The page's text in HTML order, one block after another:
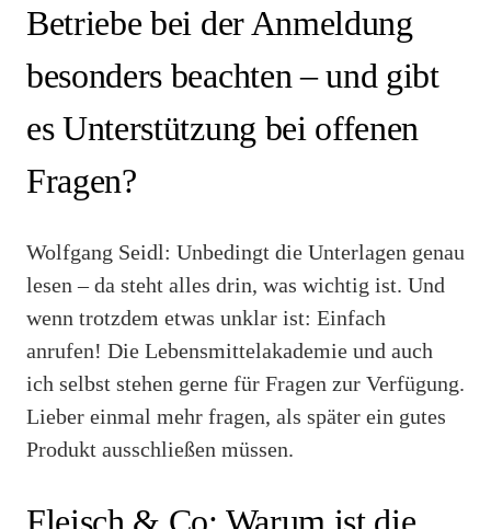
Betriebe bei der Anmeldung
besonders beachten – und gibt
es Unterstützung bei offenen
Fragen?
Wolfgang Seidl: Unbedingt die Unterlagen genau
lesen – da steht alles drin, was wichtig ist. Und
wenn trotzdem etwas unklar ist: Einfach
anrufen! Die Lebensmittelakademie und auch
ich selbst stehen gerne für Fragen zur Verfügung.
Lieber einmal mehr fragen, als später ein gutes
Produkt ausschließen müssen.